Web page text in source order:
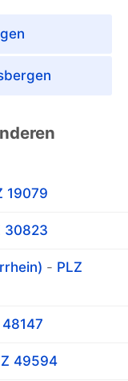
19079
30823
- PLZ
48147
49594